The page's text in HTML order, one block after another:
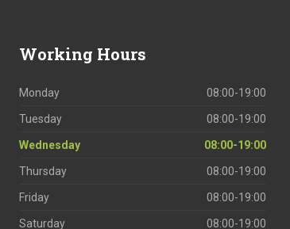
Working Hours
Monday 08:00-19:00
Tuesday 08:00-19:00
Wednesday 08:00-19:00
Thursday 08:00-19:00
Friday 08:00-19:00
Saturday 08:00-19:00